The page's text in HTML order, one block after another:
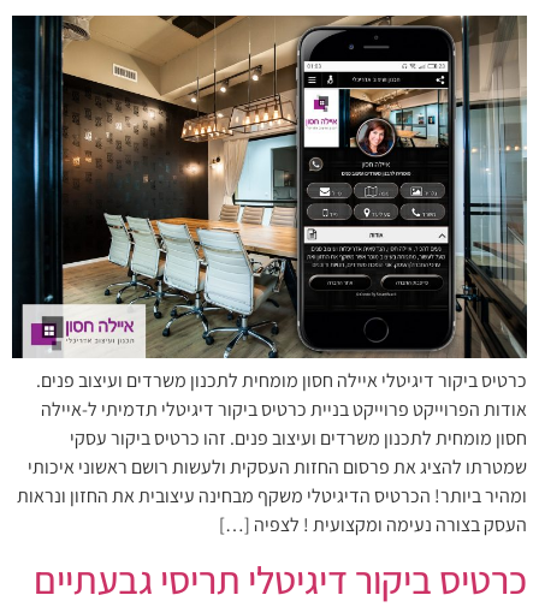
כרטיס ביקור דיגיטלי איילה חסון מומחית לתכנון משרדים ועיצוב פנים.
אודות הפרוייקט פרוייקט בניית כרטיס ביקור דיגיטלי תדמיתי ל-איילה
חסון מומחית לתכנון משרדים ועיצוב פנים. זהו כרטיס ביקור עסקי
שמטרתו להציג את פרסום החזות העסקית ולעשות רושם ראשוני איכותי
ומהיר ביותר! הכרטיס הדיגיטלי משקף מבחינה עיצובית את החזון ונראות
העסק בצורה נעימה ומקצועית ! לצפיה […]
כרטיס ביקור דיגיטלי תריסי גבעתיים